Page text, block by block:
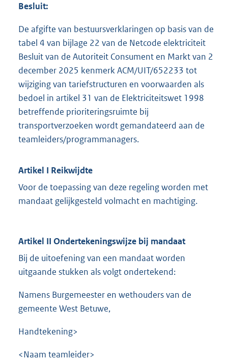
Besluit:
De afgifte van bestuursverklaringen op basis van de
tabel 4 van bijlage 22 van de Netcode elektriciteit
Besluit van de Autoriteit Consument en Markt van 2
december 2025 kenmerk ACM/UIT/652233 tot
wijziging van tariefstructuren en voorwaarden als
bedoel in artikel 31 van de Elektriciteitswet 1998
betreffende prioriteringsruimte bij
transportverzoeken wordt gemandateerd aan de
teamleiders/programmanagers.
Artikel I Reikwijdte
Voor de toepassing van deze regeling worden met
mandaat gelijkgesteld volmacht en machtiging.
Artikel II Ondertekeningswijze bij mandaat
Bij de uitoefening van een mandaat worden
uitgaande stukken als volgt ondertekend:
Namens Burgemeester en wethouders van de
gemeente West Betuwe,
Handtekening>
<Naam teamleider>